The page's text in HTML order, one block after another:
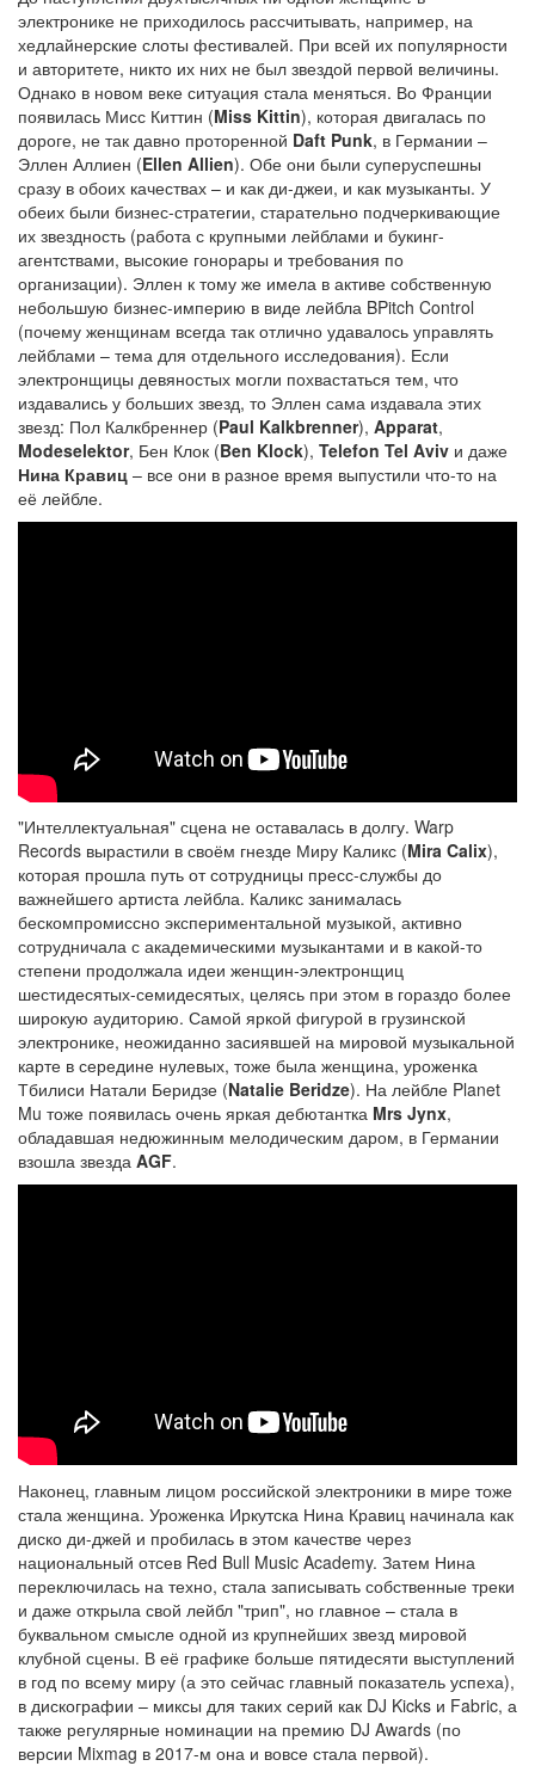
электронике не приходилось рассчитывать, например, на
хедлайнерские слоты фестивалей. При всей их популярности
и авторитете, никто их них не был звездой первой величины.
Однако в новом веке ситуация стала меняться. Во Франции
появилась Мисс Киттин (Miss Kittin), которая двигалась по
дороге, не так давно проторенной Daft Punk, в Германии –
Эллен Аллиен (Ellen Allien). Обе они были суперуспешны
сразу в обоих качествах – и как ди-джеи, и как музыканты. У
обеих были бизнес-стратегии, старательно подчеркивающие
их звездность (работа с крупными лейблами и букинг-
агентствами, высокие гонорары и требования по
организации). Эллен к тому же имела в активе собственную
небольшую бизнес-империю в виде лейбла BPitch Control
(почему женщинам всегда так отлично удавалось управлять
лейблами – тема для отдельного исследования). Если
электронщицы девяностых могли похвастаться тем, что
издавались у больших звезд, то Эллен сама издавала этих
звезд: Пол Калкбреннер (Paul Kalkbrenner), Apparat,
Modeselektor, Бен Клок (Ben Klock), Telefon Tel Aviv и даже
Нина Кравиц – все они в разное время выпустили что-то на
её лейбле.
"Интеллектуальная" сцена не оставалась в долгу. Warp
Records вырастили в своём гнезде Миру Каликс (Mira Calix),
которая прошла путь от сотрудницы пресс-службы до
важнейшего артиста лейбла. Каликс занималась
бескомпромиссно экспериментальной музыкой, активно
сотрудничала с академическими музыкантами и в какой-то
степени продолжала идеи женщин-электронщиц
шестидесятых-семидесятых, целясь при этом в гораздо более
широкую аудиторию. Самой яркой фигурой в грузинской
электронике, неожиданно засиявшей на мировой музыкальной
карте в середине нулевых, тоже была женщина, уроженка
Тбилиси Натали Беридзе (Natalie Beridze). На лейбле Planet
Mu тоже появилась очень яркая дебютантка Mrs Jynx,
обладавшая недюжинным мелодическим даром, в Германии
взошла звезда AGF.
Наконец, главным лицом российской электроники в мире тоже
стала женщина. Уроженка Иркутска Нина Кравиц начинала как
диско ди-джей и пробилась в этом качестве через
национальный отсев Red Bull Music Academy. Затем Нина
переключилась на техно, стала записывать собственные треки
и даже открыла свой лейбл "трип", но главное – стала в
буквальном смысле одной из крупнейших звезд мировой
клубной сцены. В её графике больше пятидесяти выступлений
в год по всему миру (а это сейчас главный показатель успеха),
в дискографии – миксы для таких серий как DJ Kicks и Fabric, а
также регулярные номинации на премию DJ Awards (по
версии Mixmag в 2017-м она и вовсе стала первой).